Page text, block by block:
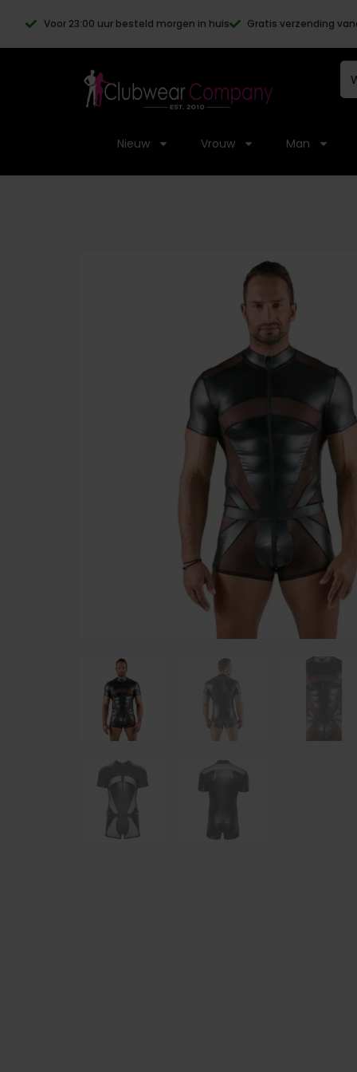
Voor 23:00 uur besteld morgen in huis Gratis verzending
Nieuw Vrouw Man